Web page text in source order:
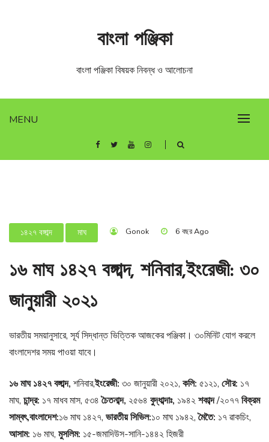
MENU
বাংলা পঞ্জিকা
বাংলা পঞ্জিকা বিষয়ক নিবন্ধ ও আলোচনা
১৪২৭ বঙ্গাব্দ মাঘ Gonok 6 বছর Ago
১৬ মাঘ ১৪২৭ বঙ্গাব্দ, শনিবার,ইংরেজী: ৩০
জানুয়ারী ২০২১
ভারতীয় সময়ানুসারে, সূর্য সিদ্ধান্ত ভিত্তিক আজকের পঞ্জিকা। ৩০মিনিট যোগ করলে
বাংলাদেশর সময় পাওয়া যাবে।
১৬ মাঘ ১৪২৭ বঙ্গাব্দ, শনিবার,ইংরেজী: ৩০ জানুয়ারী ২০২১, কলি: ৫১২১, সৌর: ১৭
মাঘ, চান্দ্র: ১৭ মাধব মাস, ৫৩৪চৈতনাব্দ, ২৫৬৪ বুদ্ধাব্দাঃ, ১৯৪২শকাব্দ/২০৭৭বিক্রম
সাম্বৎ,বাংলাদেশ:১৬ মাঘ ১৪২৭, ভারতীয় সিভিল:১০ মাঘ ১৯৪২,মৈতৈ: ১৭ ৱাকচিং,
আসাম: ১৬ মাঘ, মুসলিম: ১৫-জমাদিউস-সানি-১৪৪২ হিজরী